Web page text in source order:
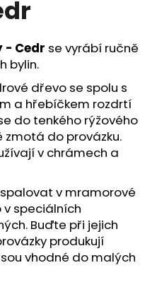
- Cedr se vyrábí ručně
bylin.
dřevo se spolu s
a hřebíčkem rozdrtí
do tenkého rýžového
do provázku.
v chrámech a
v mramorové
v speciálních
Buďte při jejich
produkují
vhodné do malých